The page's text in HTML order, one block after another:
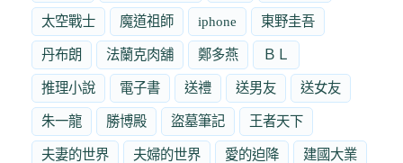
太空戰士 魔道祖師 iphone 東野圭吾
丹布朗 法蘭克肉舖 鄭多燕 ＢＬ
推理小說 電子書 送禮 送男友 送女友
朱一龍 勝博殿 盜墓筆記 王者天下
夫妻的世界 夫婦的世界 愛的迫降 建國大業